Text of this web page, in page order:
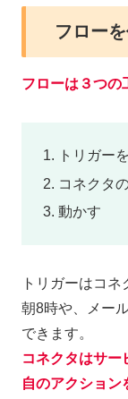
フロー
フローは３つの
トリガー
コネクタ
動かす
トリガーはコ
朝8時や、メー
できます。
コネクタはサー
自のアクション